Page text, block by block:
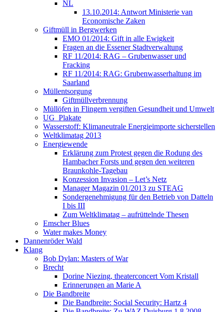
NL
13.10.2014: Antwort Ministerie van
Economische Zaken
Giftmüll in Bergwerken
EMO 01/2014: Gift in alle Ewigkeit
Fragen an die Essener Stadtverwaltung
RF 11/2014: RAG – Grubenwasser und
Fracking
RF 11/2014: RAG: Grubenwasserhaltung im
Saarland
Müllentsorgung
Giftmüllverbrennung
Müllöfen in Flingern vergiften Gesundheit und Umwelt
UG_Plakate
Wasserstoff: Klimaneutrale Energieimporte sicherstellen
Weltklimatag 2013
Energiewende
Erklärung zum Protest gegen die Rodung des
Hambacher Forsts und gegen den weiteren
Braunkohle-Tagebau
Konzession Invasion – Let’s Netz
Manager Magazin 01/2013 zu STEAG
Sondergenehmigung für den Betrieb von Datteln
I bis III
Zum Weltklimatag – aufrüttelnde Thesen
Emscher Blues
Water makes Money
Dannenröder Wald
Klang
Bob Dylan: Masters of War
Brecht
Dorine Niezing, theaterconcert Vom Kristall
Erinnerungen an Marie A
Die Bandbreite
Die Bandbreite: Social Security: Hartz 4